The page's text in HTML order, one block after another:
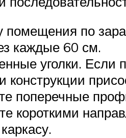
помещения по
каждые 60 см.
уголки. Если
поперечные
короткими